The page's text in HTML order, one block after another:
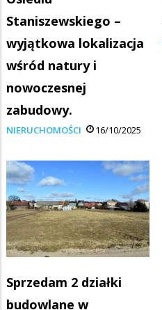
Staniszewskiego –
wyjątkowa lokalizacja
wśród natury i
nowoczesnej
zabudowy.
NIERUCHOMOŚCI 16/10/2025
Sprzedam 2 działki
budowlane w